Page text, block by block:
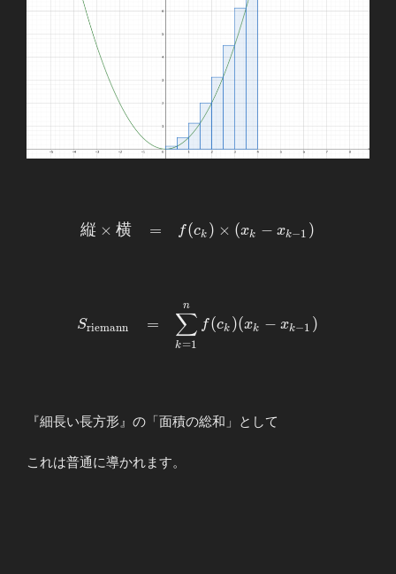
\begin{array}
&=&f(c_k)\times
(x_{k}-x_{k-1})
\end{array}
縦 × 横 = f(ck ) × (xk − xk−1 )
\begin{array}{llllll} \displaystyle
S_{\mathrm{riemann}}&=&\displaystyle
\sum_{k=1}^{n}f(c_k)(x_{k}-x_{k-1})
Sriemann =
k=1
∑
n
f(ck )(xk − xk−1 )
『細長い長方形』の「面積の総和」として
これは普通に導かれます。